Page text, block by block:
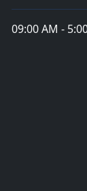
09:00 AM -